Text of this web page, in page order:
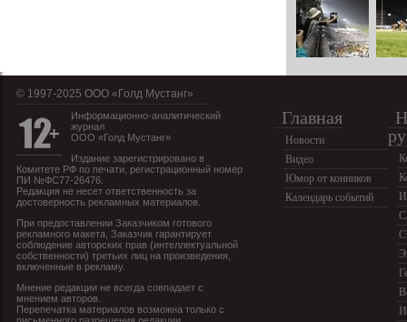
© 1997-2025 OOO «Голд Мустанг»
Информационно-аналитический
журнал
ООО «Голд Мустанг»
Издание зарегистрировано в
Комитете РФ по печати, регистрационный номер
ПИ №ФС77-26476.
Редакция не несет ответственность за
достоверность рекламных материалов.
При предоставлении Заказчиком готового
рекламного макета, Заказчик гарантирует
соблюдение авторских прав (интеллектуальной
собственности) третьих лиц на произведения,
включенные в рекламу.
Мнение редакции не всегда совпадает с
мнением авторов.
Перепечатка материалов возможна только с
Главная
Новости
Видео
Юмор от конников
Календарь событий